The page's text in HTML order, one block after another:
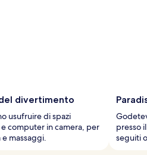
divertimento
usufruire di spazi
computer in camera, per
massaggi.
presso
seguiti